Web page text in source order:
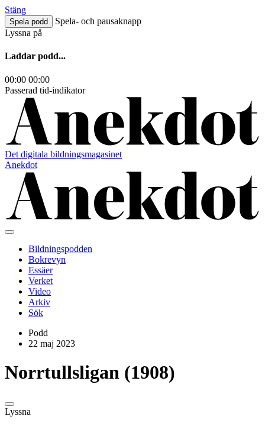
Hoppa
till
innehåll
Stäng
Spela podd
Spela- och pausaknapp
Lyssna på
Laddar podd...
00:00 00:00
Passerad tid-indikator
Det digitala bildningsmagasinet
Anekdot
Bildningspodden
Bokrevyn
Essäer
Verket
Video
Arkiv
Sök
Podd
22 maj 2023
Norrtullsligan (1908)
Lyssna